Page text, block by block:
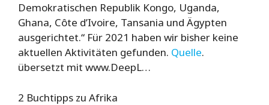
Demokratischen Republik Kongo, Uganda,
Ghana, Côte d’Ivoire, Tansania und Ägypten
ausgerichtet.“ Für 2021 haben wir bisher keine
aktuellen Aktivitäten gefunden. Quelle.
übersetzt mit www.DeepL…
2 Buchtipps zu Afrika